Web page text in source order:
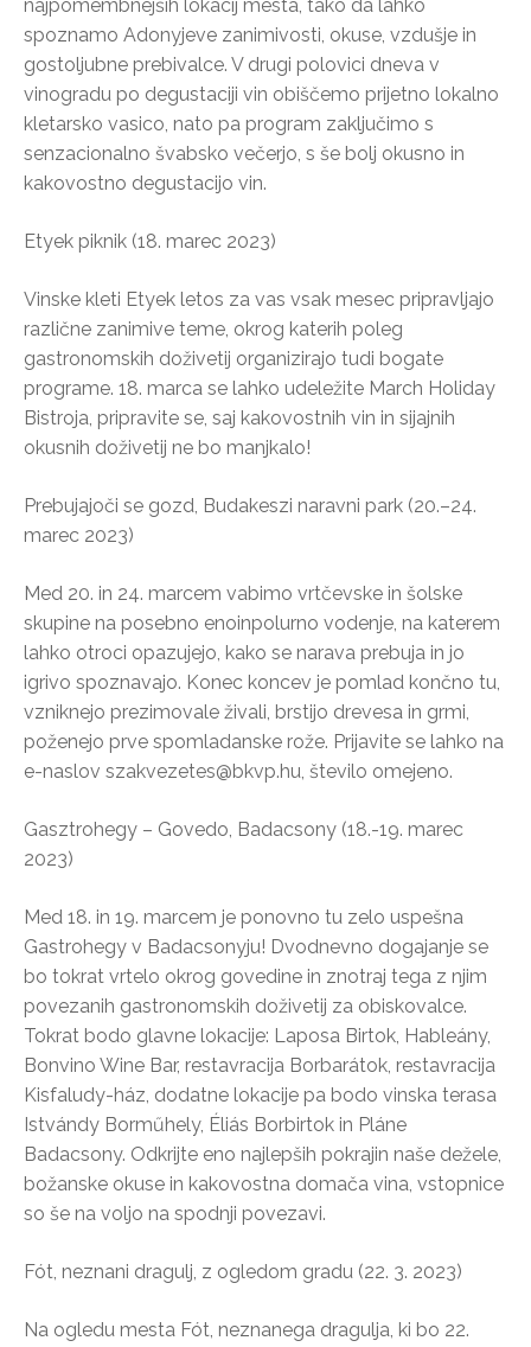
najpomembnejših lokacij mesta, tako da lahko
spoznamo Adonyjeve zanimivosti, okuse, vzdušje in
gostoljubne prebivalce. V drugi polovici dneva v
vinogradu po degustaciji vin obiščemo prijetno lokalno
kletarsko vasico, nato pa program zaključimo s
senzacionalno švabsko večerjo, s še bolj okusno in
kakovostno degustacijo vin.
Etyek piknik (18. marec 2023)
Vinske kleti Etyek letos za vas vsak mesec pripravljajo
različne zanimive teme, okrog katerih poleg
gastronomskih doživetij organizirajo tudi bogate
programe. 18. marca se lahko udeležite March Holiday
Bistroja, pripravite se, saj kakovostnih vin in sijajnih
okusnih doživetij ne bo manjkalo!
Prebujajoči se gozd, Budakeszi naravni park (20.–24.
marec 2023)
Med 20. in 24. marcem vabimo vrtčevske in šolske
skupine na posebno enoinpolurno vodenje, na katerem
lahko otroci opazujejo, kako se narava prebuja in jo
igrivo spoznavajo. Konec koncev je pomlad končno tu,
vzniknejo prezimovale živali, brstijo drevesa in grmi,
poženejo prve spomladanske rože. Prijavite se lahko na
e-naslov szakvezetes@bkvp.hu, število omejeno.
Gasztrohegy – Govedo, Badacsony (18.-19. marec
2023)
Med 18. in 19. marcem je ponovno tu zelo uspešna
Gastrohegy v Badacsonyju! Dvodnevno dogajanje se
bo tokrat vrtelo okrog govedine in znotraj tega z njim
povezanih gastronomskih doživetij za obiskovalce.
Tokrat bodo glavne lokacije: Laposa Birtok, Hableány,
Bonvino Wine Bar, restavracija Borbarátok, restavracija
Kisfaludy-ház, dodatne lokacije pa bodo vinska terasa
Istvándy Borműhely, Éliás Borbirtok in Pláne
Badacsony. Odkrijte eno najlepših pokrajin naše dežele,
božanske okuse in kakovostna domača vina, vstopnice
so še na voljo na spodnji povezavi.
Fót, neznani dragulj, z ogledom gradu (22. 3. 2023)
Na ogledu mesta Fót, neznanega dragulja, ki bo 22.